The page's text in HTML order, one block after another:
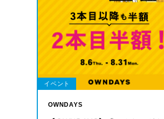
イベント
OWNDAYS